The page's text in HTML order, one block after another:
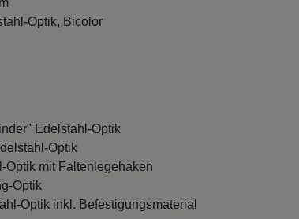
Optik, Bicolor
Edelstahl-Optik
Optik
Optik mit Faltenlegehaken
Optik
Optik inkl. Befestigungsmaterial